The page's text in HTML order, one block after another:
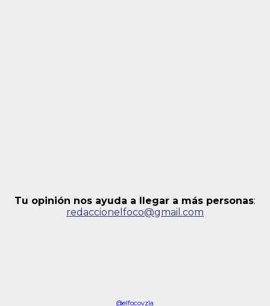
Tu opinión nos ayuda a llegar a más personas:
redaccionelfoco@gmail.com
@elfocovzla